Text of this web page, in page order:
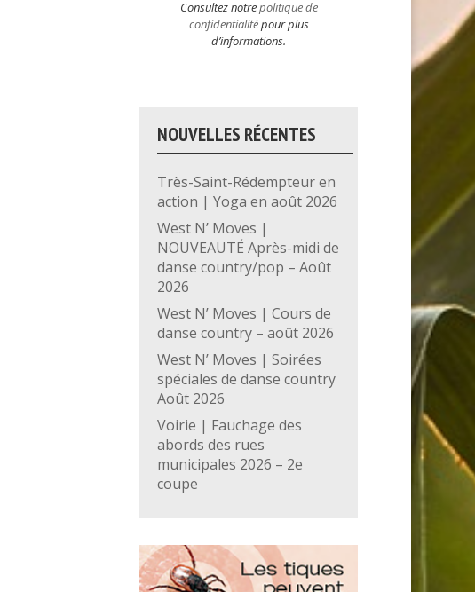
Consultez notrepolitique de
confidentialitépour plus
d’informations.
NOUVELLES RÉCENTES
Très-Saint-Rédempteur en
action | Yoga en août 2026
West N’ Moves |
NOUVEAUTÉ Après-midi de
danse country/pop – Août
2026
West N’ Moves | Cours de
danse country – août 2026
West N’ Moves | Soirées
spéciales de danse country
Août 2026
Voirie | Fauchage des
abords des rues
municipales 2026 – 2e
coupe